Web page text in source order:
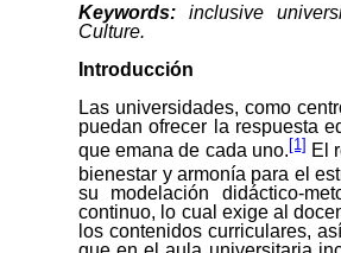
Keywords: inclusive
Culture.
ntroducción
Las universidades, como
puedan ofrecer la respuesta
que emana de cada uno. [1] El
bienestar y armonía para el
su modelación didáctico-
continuo, lo cual exige al
los contenidos curriculares,